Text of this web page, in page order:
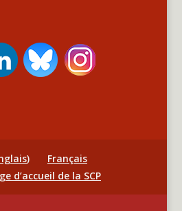
)
Français
d’accueil de la SCP